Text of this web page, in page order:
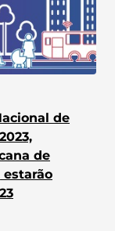
de
de
estarão